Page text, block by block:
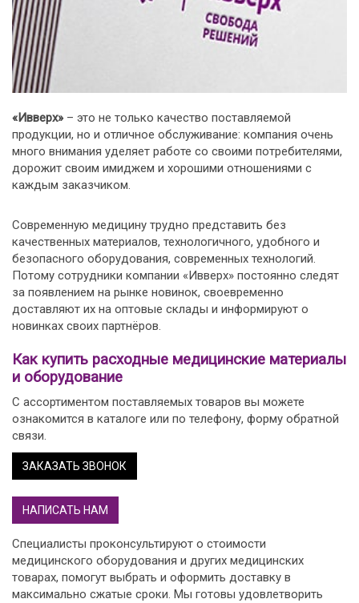
«Ивверх»– это не только качество поставляемой
продукции, но и отличное обслуживание: компания очень
много внимания уделяет работе со своими потребителями,
дорожит своим имиджем и хорошими отношениями с
каждым заказчиком.
Современную медицину трудно представить без
качественных материалов, технологичного, удобного и
безопасного оборудования, современных технологий.
Потому сотрудники компании «Ивверх» постоянно следят
за появлением на рынке новинок, своевременно
доставляют их на оптовые склады и информируют о
новинках своих партнёров.
Как купить расходные медицинские материалы
и оборудование
С ассортиментом поставляемых товаров вы можете
ознакомится в каталоге или по телефону, форму обратной
связи.
ЗАКАЗАТЬ ЗВОНОК
НАПИСАТЬ НАМ
Специалисты проконсультируют о стоимости
медицинского оборудования и других медицинских
товарах, помогут выбрать и оформить доставку в
максимально сжатые сроки. Мы готовы удовлетворить